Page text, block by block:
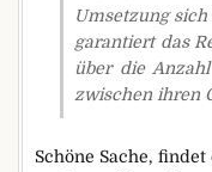
Umsetzung
garantiert das
über die
zwischen ihren
Schöne Sache,